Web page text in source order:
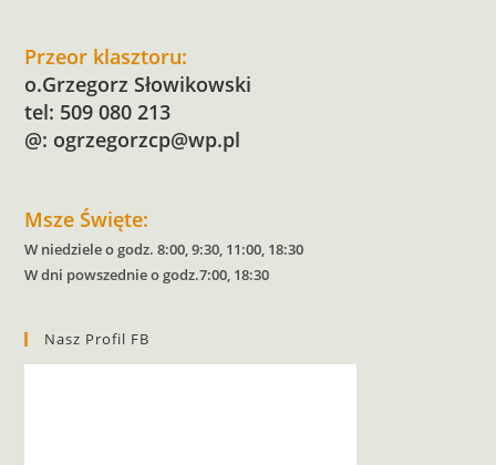
Przeor klasztoru:
o.Grzegorz Słowikowski
tel: 509 080 213
@: ogrzegorzcp@wp.pl
Msze Święte:
W niedziele o godz. 8:00, 9:30, 11:00, 18:30
W dni powszednie o godz.7:00, 18:30
Nasz Profil FB